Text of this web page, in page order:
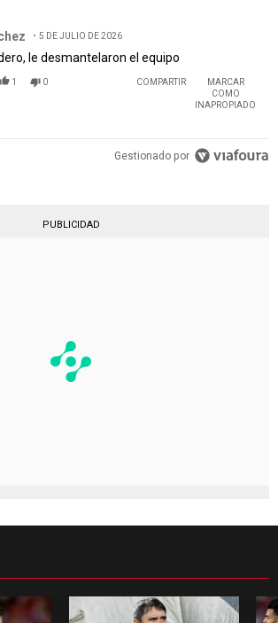
5 DE JULIO DE 2026
le desmantelaron el equipo
1 0 COMPARTIR
MARCAR
COMO
INAPROPIADO
Gestionado por
PUBLICIDAD